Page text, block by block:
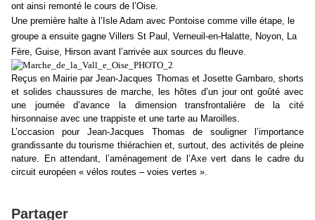
ont ainsi remonté le cours de l’Oise.
Une première halte à l’Isle Adam avec Pontoise comme ville étape, le
groupe a ensuite gagne Villers St Paul, Verneuil-en-Halatte, Noyon, La
Fère, Guise, Hirson avant l’arrivée aux sources du fleuve.
Reçus en Mairie par Jean-Jacques Thomas et Josette Gambaro, shorts
et solides chaussures de marche, les hôtes d’un jour ont goûté avec
une journée d’avance la dimension transfrontalière de la cité
hirsonnaise avec une trappiste et une tarte au Maroilles.
L’occasion pour Jean-Jacques Thomas de souligner l’importance
grandissante du tourisme thiérachien et, surtout, des activités de pleine
nature. En attendant, l’aménagement de l’Axe vert dans le cadre du
circuit européen « vélos routes – voies vertes ».
Partager